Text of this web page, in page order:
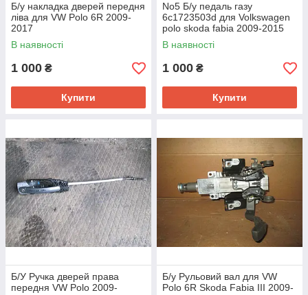
Б/у накладка дверей передня
ліва для VW Polo 6R 2009-
2017
В наявності
1 000 ₴
Купити
No5 Б/у педаль газу
6c1723503d для Volkswagen
polo skoda fabia 2009-2015
В наявності
1 000 ₴
Купити
Б/У Ручка дверей права
передня VW Polo 2009-
Б/у Рульовий вал для VW
Polo 6R Skoda Fabia III 2009-